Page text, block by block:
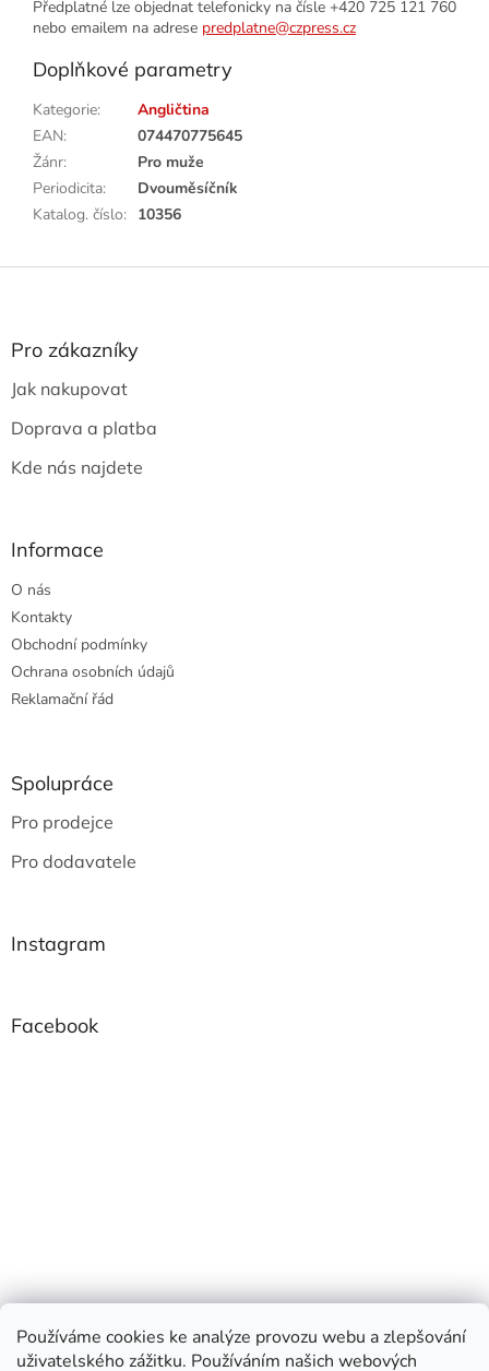
Používáme cookies ke analýze provozu webu a zlepšování
uživatelského zážitku. Používáním našich webových
Předplatné lze objednat telefonicky na čísle +420 725 121 760
nebo emailem na adrese predplatne@czpress.cz
Doplňkové parametry
Kategorie:
Angličtina
EAN:
074470775645
Žánr:
Pro muže
Periodicita:
Dvouměsíčník
Katalog. číslo: 10356
Z
Pro zákazníky
Jak nakupovat
Doprava a platba
Kde nás najdete
Informace
O nás
Kontakty
Obchodní podmínky
Ochrana osobních údajů
Reklamační řád
Spolupráce
Pro prodejce
Pro dodavatele
Instagram
Facebook